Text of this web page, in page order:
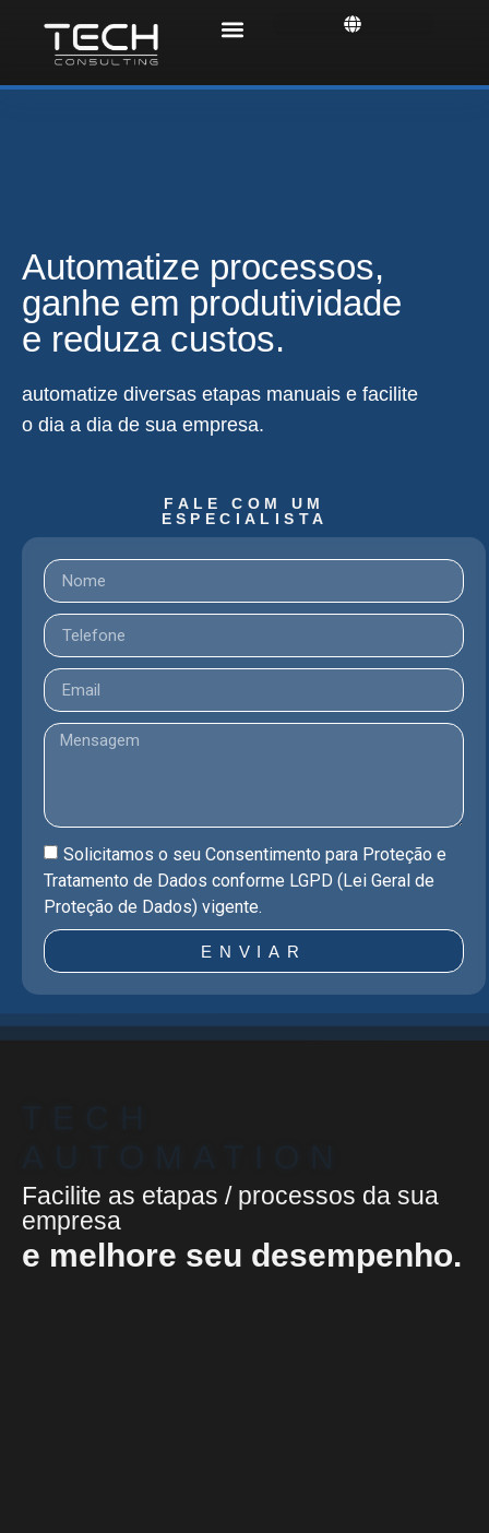
Automatize processos,
ganhe em produtividade
e reduza custos.
automatize diversas etapas manuais e facilite
o dia a dia de sua empresa.
FALE COM UM
ESPECIALISTA ​
Solicitamos o seu Consentimento para Proteção e
Tratamento de Dados conforme LGPD (Lei Geral de
Proteção de Dados) vigente.
ENVIAR
Facilite as etapas / processos da sua
empresa
e melhore seu desempenho.